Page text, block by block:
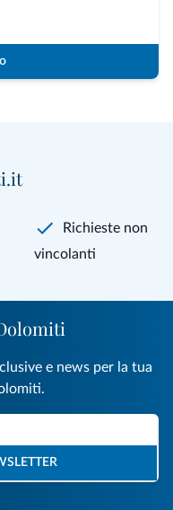
Richieste non
vincolanti
e news per la tua